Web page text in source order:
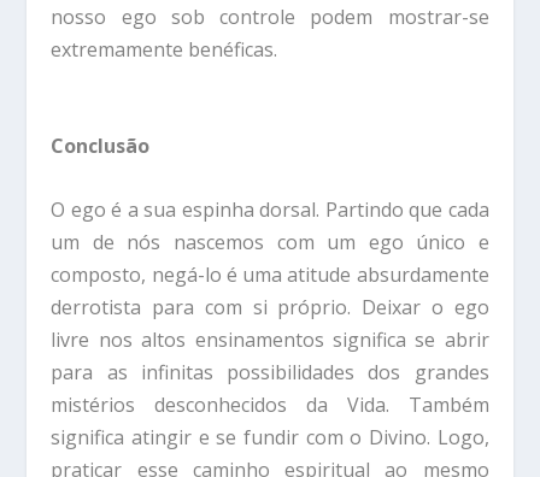
nosso ego sob controle podem mostrar-se
extremamente benéficas.
Conclusão
O ego é a sua espinha dorsal. Partindo que cada
um de nós nascemos com um ego único e
composto, negá-lo é uma atitude absurdamente
derrotista para com si próprio. Deixar o ego
livre nos altos ensinamentos significa se abrir
para as infinitas possibilidades dos grandes
mistérios desconhecidos da Vida. Também
significa atingir e se fundir com o Divino. Logo,
praticar esse caminho espiritual ao mesmo